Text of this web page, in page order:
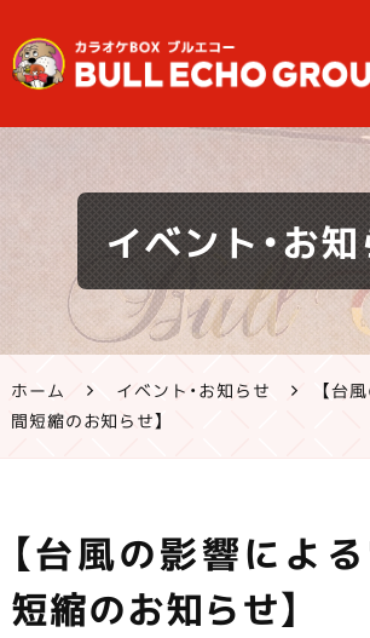
鹿児島
本のカ
ケ ブル
ー公式
屋市、
市で営業
イベント・お
ホーム イベント・お知らせ
【台
間短縮のお知らせ】
【台風の影響によ
短縮のお知らせ】